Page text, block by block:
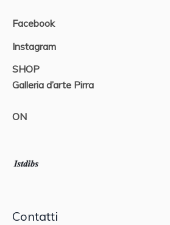
Facebook
Instagram
SHOP
Galleria d’arte Pirra
ON
Contatti